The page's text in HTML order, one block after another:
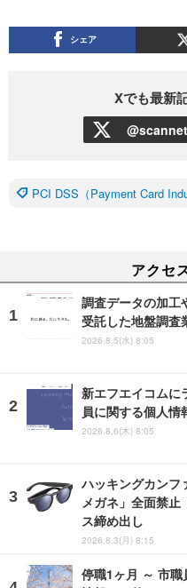
シェア
Xでも最新
PCI DSS（Payment Card
アクセ
調査データの加工
受託した地盤調査
2026.8.5(水) 8:05
新エフエイコムに
員に関する個人情
2026.8.6(木) 8:05
ハッキングカン
メガネ」全面禁止
ス締め出し
2026.8.3(月) 8:15
停職1ヶ月 ～ 市